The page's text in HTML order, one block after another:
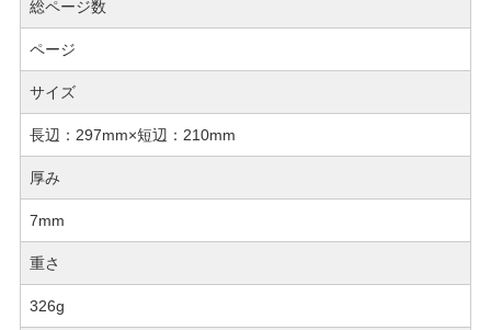
総ページ数
ページ
サイズ
長辺：297mm×短辺：210mm
厚み
7mm
重さ
326g